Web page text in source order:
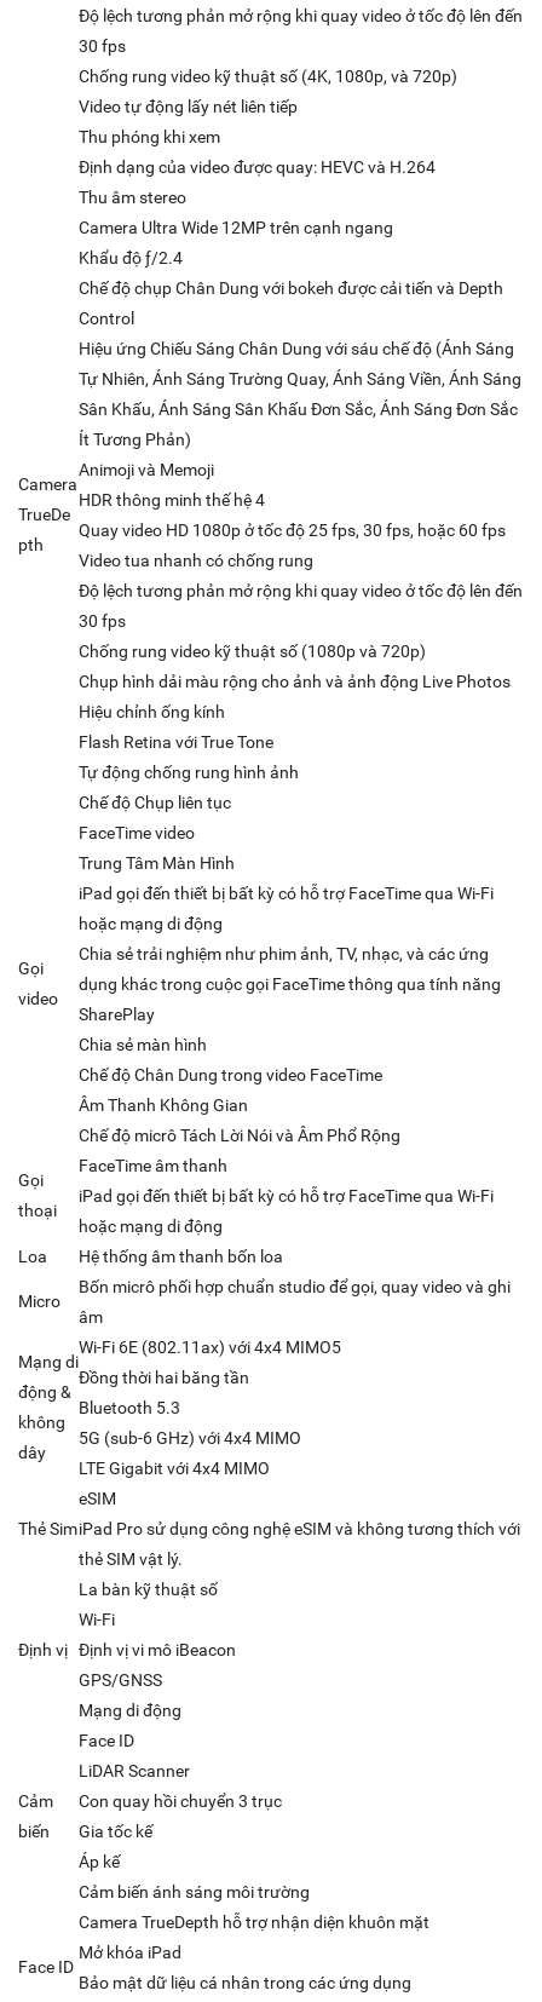
Độ lệch tương phản mở rộng khi quay video ở tốc độ lên đến
30 fps
Chống rung video kỹ thuật số (4K, 1080p, và 720p)
Video tự động lấy nét liên tiếp
Thu phóng khi xem
Định dạng của video được quay: HEVC và H.264
Thu âm stereo
Camera
TrueDe
pth
Camera Ultra Wide 12MP trên cạnh ngang
Khẩu độ ƒ/2.4
Chế độ chụp Chân Dung với bokeh được cải tiến và Depth
Control
Hiệu ứng Chiếu Sáng Chân Dung với sáu chế độ (Ánh Sáng
Tự Nhiên, Ánh Sáng Trường Quay, Ánh Sáng Viền, Ánh Sáng
Sân Khấu, Ánh Sáng Sân Khấu Đơn Sắc, Ánh Sáng Đơn Sắc
Ít Tương Phản)
Animoji và Memoji
HDR thông minh thế hệ 4
Quay video HD 1080p ở tốc độ 25 fps, 30 fps, hoặc 60 fps
Video tua nhanh có chống rung
Độ lệch tương phản mở rộng khi quay video ở tốc độ lên đến
30 fps
Chống rung video kỹ thuật số (1080p và 720p)
Chụp hình dải màu rộng cho ảnh và ảnh động Live Photos
Hiệu chỉnh ống kính
Flash Retina với True Tone
Tự động chống rung hình ảnh
Chế độ Chụp liên tục
Gọi
video
FaceTime video
Trung Tâm Màn Hình
iPad gọi đến thiết bị bất kỳ có hỗ trợ FaceTime qua Wi-Fi
hoặc mạng di động
Chia sẻ trải nghiệm như phim ảnh, TV, nhạc, và các ứng
dụng khác trong cuộc gọi FaceTime thông qua tính năng
SharePlay
Chia sẻ màn hình
Chế độ Chân Dung trong video FaceTime
Âm Thanh Không Gian
Chế độ micrô Tách Lời Nói và Âm Phổ Rộng
Gọi
thoại
FaceTime âm thanh
iPad gọi đến thiết bị bất kỳ có hỗ trợ FaceTime qua Wi-Fi
hoặc mạng di động
Loa
Hệ thống âm thanh bốn loa
Micro
Bốn micrô phối hợp chuẩn studio để gọi, quay video và ghi
âm
Mạng di
động &
không
dây
Wi-Fi 6E (802.11ax) với 4x4 MIMO5
Đồng thời hai băng tần
Bluetooth 5.3
5G (sub-6 GHz) với 4x4 MIMO
LTE Gigabit với 4x4 MIMO
Thẻ Sim
eSIM
iPad Pro sử dụng công nghệ eSIM và không tương thích với
thẻ SIM vật lý.
Định vị
La bàn kỹ thuật số
Wi-Fi
Định vị vi mô iBeacon
GPS/GNSS
Mạng di động
Cảm
biến
Face ID
LiDAR Scanner
Con quay hồi chuyển 3 trục
Gia tốc kế
Áp kế
Cảm biến ánh sáng môi trường
Face ID
Camera TrueDepth hỗ trợ nhận diện khuôn mặt
Mở khóa iPad
Bảo mật dữ liệu cá nhân trong các ứng dụng